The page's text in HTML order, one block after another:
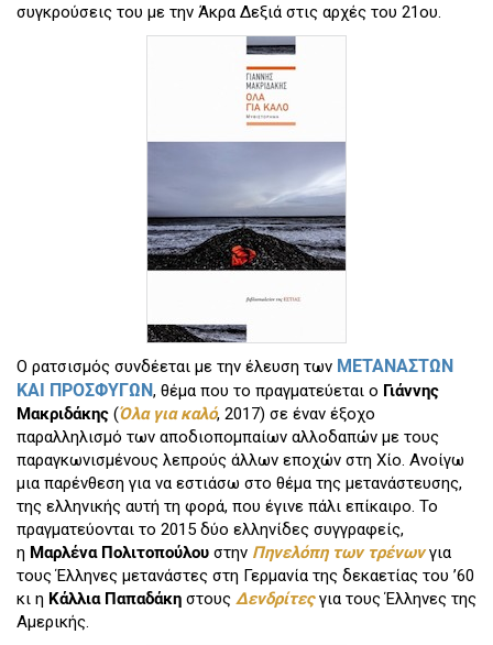
συγκρούσεις του με την Άκρα Δεξιά στις αρχές του 21ου.
Ο ρατσισμός συνδέεται με την έλευση των ΜΕΤΑΝΑΣΤΩΝ
ΚΑΙ ΠΡΟΣΦΥΓΩΝ, θέμα που το πραγματεύεται ο Γιάννης
Μακριδάκης (Όλα για καλό, 2017) σε έναν έξοχο
παραλληλισμό των αποδιοπομπαίων αλλοδαπών με τους
παραγκωνισμένους λεπρούς άλλων εποχών στη Χίο. Ανοίγω
μια παρένθεση για να εστιάσω στο θέμα της μετανάστευσης,
της ελληνικής αυτή τη φορά, που έγινε πάλι επίκαιρο. Το
πραγματεύονται το 2015 δύο ελληνίδες συγγραφείς,
η Μαρλένα Πολιτοπούλου στην Πηνελόπη των τρένωνγια
τους Έλληνες μετανάστες στη Γερμανία της δεκαετίας του ’60
κι η Κάλλια Παπαδάκη στους Δενδρίτεςγια τους Έλληνες της
Αμερικής.